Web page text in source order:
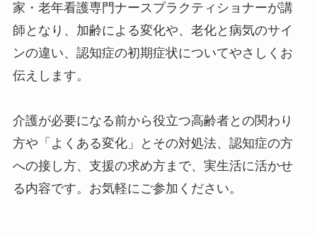
家・老年看護専門ナースプラクティショナーが講
師となり、加齢による変化や、老化と病気のサイ
ンの違い、認知症の初期症状についてやさしくお
伝えします。
介護が必要になる前から役立つ高齢者との関わり
方や「よくある変化」とその対処法、認知症の方
への接し方、支援の求め方まで、実生活に活かせ
る内容です。お気軽にご参加ください。